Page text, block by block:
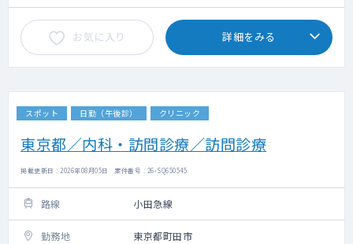
お気に入り 詳細をみる
スポット 日勤（午後診） クリニック
東京都／内科・訪問診療／訪問診療
掲載更新日 : 2026年08月05日 案件番号 : 26-SQ650545
路線 小田急線
勤務地 東京都町田市